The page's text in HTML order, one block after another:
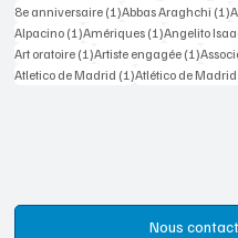
8e anniversaire (1)1 post
Abbas Araghchi (1)
Alpacino (1)1 post
Amériques (1)1 post
Angelito
Art oratoire (1)1 post
Artiste engagée (1)1 post
Atletico de Madrid (1)1 post
Atlético de Madrid
Nous